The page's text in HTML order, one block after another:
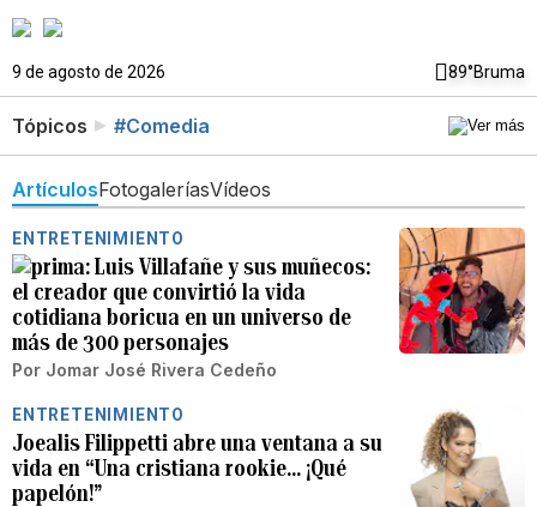
9 de agosto de 2026 89°Bruma
Tópicos #Comedia
ArtículosFotogaleríasVídeos
ENTRETENIMIENTO
Luis Villafañe y sus muñecos:
el creador que convirtió la vida
cotidiana boricua en un universo de
más de 300 personajes
Por Jomar José Rivera Cedeño
ENTRETENIMIENTO
Joealis Filippetti abre una ventana a su
vida en “Una cristiana rookie… ¡Qué
papelón!”